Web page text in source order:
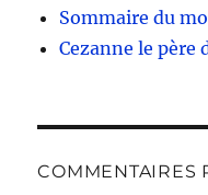
Sommaire du
Cezanne le père
COMMENTAIRES